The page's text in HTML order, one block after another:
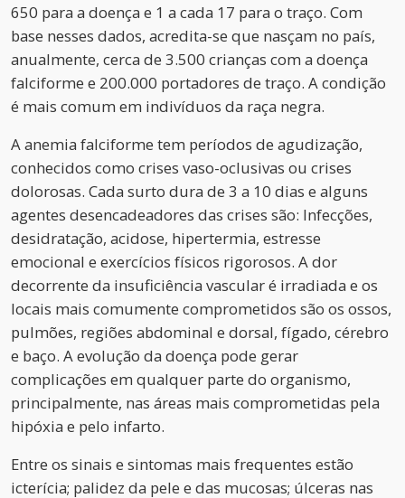
650 para a doença e 1 a cada 17 para o traço. Com
base nesses dados, acredita-se que nasçam no país,
anualmente, cerca de 3.500 crianças com a doença
falciforme e 200.000 portadores de traço. A condição
é mais comum em indivíduos da raça negra.
A anemia falciforme tem períodos de agudização,
conhecidos como crises vaso-oclusivas ou crises
dolorosas. Cada surto dura de 3 a 10 dias e alguns
agentes desencadeadores das crises são: Infecções,
desidratação, acidose, hipertermia, estresse
emocional e exercícios físicos rigorosos. A dor
decorrente da insuficiência vascular é irradiada e os
locais mais comumente comprometidos são os ossos,
pulmões, regiões abdominal e dorsal, fígado, cérebro
e baço. A evolução da doença pode gerar
complicações em qualquer parte do organismo,
principalmente, nas áreas mais comprometidas pela
hipóxia e pelo infarto.
Entre os sinais e sintomas mais frequentes estão
icterícia; palidez da pele e das mucosas; úlceras nas